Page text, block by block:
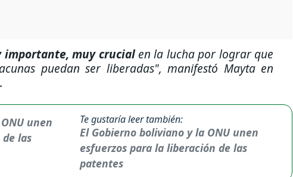
importante, muy crucialen la lucha por lograr que
puedan ser liberadas", manifestó Mayta en
Te gustaría leer también:
El Gobierno boliviano y la ONU unen
esfuerzos para la liberación de las
patentes